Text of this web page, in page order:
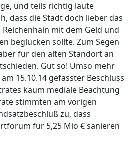
und teils richtig laute
dass die Stadt doch lieber das
Reichenhain mit dem Geld und
beglücken sollte. Zum Segen
für den alten Standort an
Gut so! Umso mehr
15.10.14 gefasster Beschluss
kaum mediale Beachtung
stimmten am vorigen
zu, dass
für 5,25 Mio € sanieren